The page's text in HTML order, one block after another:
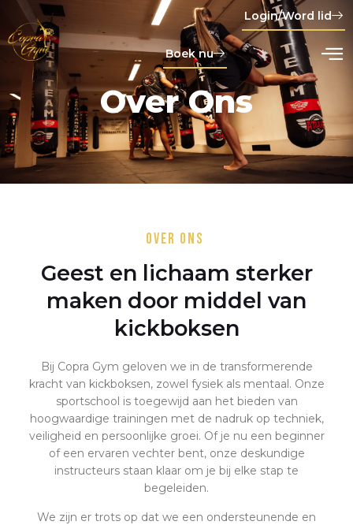
Boek nu
Login/Word lid
Over Ons
Over ons
Geest en lichaam sterker
maken door middel van
kickboksen
Bij Copra Gym geloven we in de transformerende
kracht van kickboksen, zowel fysiek als mentaal. Onze
sportschool is toegewijd aan het bieden van
hoogwaardige trainingen met de nadruk op techniek,
veiligheid en persoonlijke groei. Of je nu een beginner
of een ervaren vechter bent, onze deskundige
instructeurs staan ​​klaar om je bij elke stap te
begeleiden.
We zijn er trots op dat we een ondersteunende en